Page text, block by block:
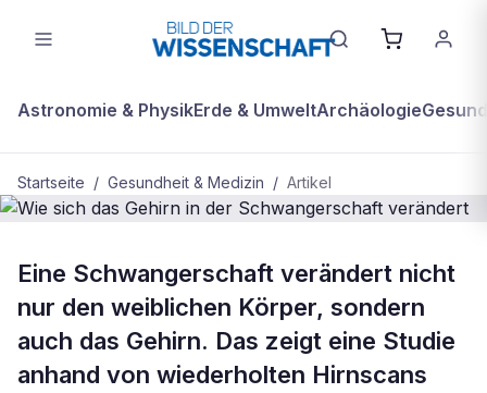
Astronomie & PhysikErde & UmweltArchäologie
Startseite / Gesundheit & Medizin / Artikel
GESUNDHEIT & MEDIZIN
Wie sich das Gehirn in der
Schwangerschaft verändert
Eine Schwangerschaft verändert nicht
nur den weiblichen Körper, sondern
auch das Gehirn. Das zeigt eine Studie
anhand von wiederholten Hirnscans